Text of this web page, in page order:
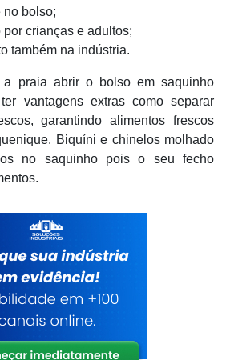
no bolso;
por crianças e adultos;
também na indústria.
a praia abrir o bolso em saquinho
vantagens extras como separar
garantindo alimentos frescos
Biquíni e chinelos molhado
no saquinho pois o seu fecho